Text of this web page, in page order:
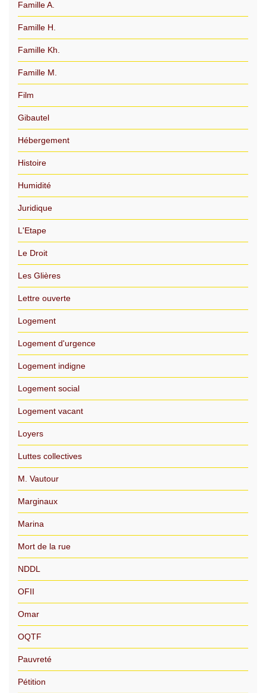
Famille A.
Famille H.
Famille Kh.
Famille M.
Film
Gibautel
Hébergement
Histoire
Humidité
Juridique
L'Etape
Le Droit
Les Glières
Lettre ouverte
Logement
Logement d'urgence
Logement indigne
Logement social
Logement vacant
Loyers
Luttes collectives
M. Vautour
Marginaux
Marina
Mort de la rue
NDDL
OFII
Omar
OQTF
Pauvreté
Pétition